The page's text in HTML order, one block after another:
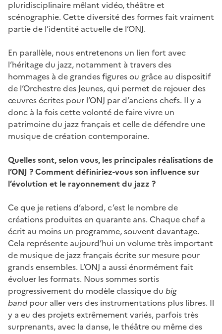
pluridisciplinaire mêlant vidéo, théâtre et
scénographie. Cette diversité des formes fait vraiment
partie de l’identité actuelle de l’ONJ.
En parallèle, nous entretenons un lien fort avec
l’héritage du jazz, notamment à travers des
hommages à de grandes figures ou grâce au dispositif
de l’Orchestre des Jeunes, qui permet de rejouer des
œuvres écrites pour l’ONJ par d’anciens chefs. Il y a
donc à la fois cette volonté de faire vivre un
patrimoine du jazz français et celle de défendre une
musique de création contemporaine.
Quelles sont, selon vous, les principales réalisations de
l’ONJ ? Comment définiriez-vous son influence sur
l’évolution et le rayonnement du jazz ?
Ce que je retiens d’abord, c’est le nombre de
créations produites en quarante ans. Chaque chef a
écrit au moins un programme, souvent davantage.
Cela représente aujourd’hui un volume très important
de musique de jazz français écrite sur mesure pour
grands ensembles. L’ONJ a aussi énormément fait
évoluer les formats. Nous sommes sortis
progressivement du modèle classique du big
bandpour aller vers des instrumentations plus libres. Il
y a eu des projets extrêmement variés, parfois très
surprenants, avec la danse, le théâtre ou même des